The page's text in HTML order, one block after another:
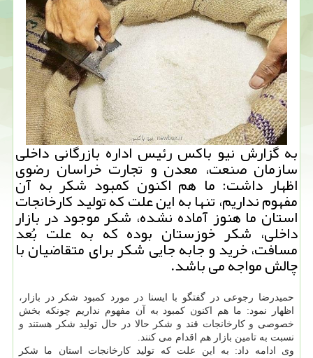
به گزارش نیو باكس رئیس اداره بازرگانی داخلی
سازمان صنعت، معدن و تجارت خراسان رضوی
اظهار داشت: ما هم اكنون كمبود شكر به آن
مفهوم نداریم، تنها به این علت كه تولید كارخانجات
استان ما هنوز آماده نشده، شكر موجود در بازار
داخلی، شكر خوزستان بوده كه به علت بُعد
مسافت، خرید و جابه جایی شكر برای متقاضیان با
چالش مواجه می باشد.
حمیدرضا رجوعی در گفتگو با ایسنا در مورد كمبود شكر در بازار،
اظهار نمود: ما هم اكنون كمبود به آن مفهوم نداریم چونكه بخش
خصوصی و كارخانجات قند و شكر حالا در حال تولید شكر هستند و
نسبت به تامین بازار هم اقدام می كنند.
وی ادامه داد: به این علت كه تولید كارخانجات استان ما شكر